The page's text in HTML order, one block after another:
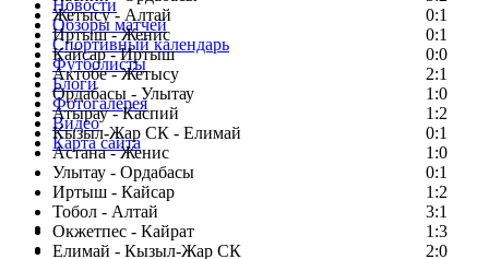
Жетысу - Алтай
0:1
Иртыш - Женис
0:1
Кайсар - Иртыш
0:0
Актобе - Жетысу
2:1
Ордабасы - Улытау
1:0
Атырау - Каспий
1:2
Кызыл-Жар СК - Елимай
0:1
Астана - Женис
1:0
Улытау - Ордабасы
0:1
Иртыш - Кайсар
1:2
Тобол - Алтай
3:1
Окжетпес - Кайрат
1:3
Елимай - Кызыл-Жар СК
2:0
Новости
Обзоры матчей
Спортивный календарь
Футболисты
Блоги
Фотогалерея
Видео
Карта сайта
Есть идея?
Сообщить о мероприятии